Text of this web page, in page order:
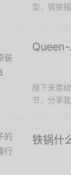
型，铸铁
接下来要
节，分享
铁锅什